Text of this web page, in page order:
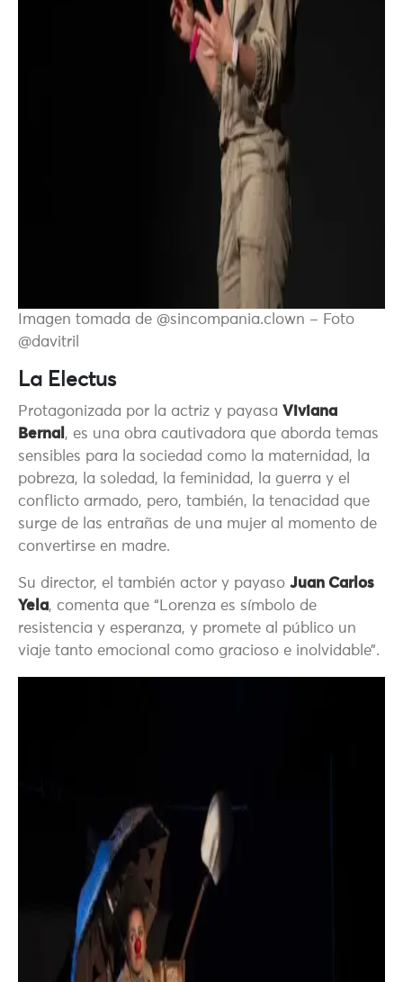
Imagen tomada de @sincompania.clown – Foto
@davitril
La Electus
Protagonizada por la actriz y payasa Viviana
Bernal , es una obra cautivadora que aborda temas
sensibles para la sociedad como la maternidad, la
pobreza, la soledad, la feminidad, la guerra y el
conflicto armado, pero, también, la tenacidad que
surge de las entrañas de una mujer al momento de
convertirse en madre.
Su director, el también actor y payaso Juan Carlos
Yela, comenta que “Lorenza es símbolo de
resistencia y esperanza, y promete al público un
viaje tanto emocional como gracioso e inolvidable”.